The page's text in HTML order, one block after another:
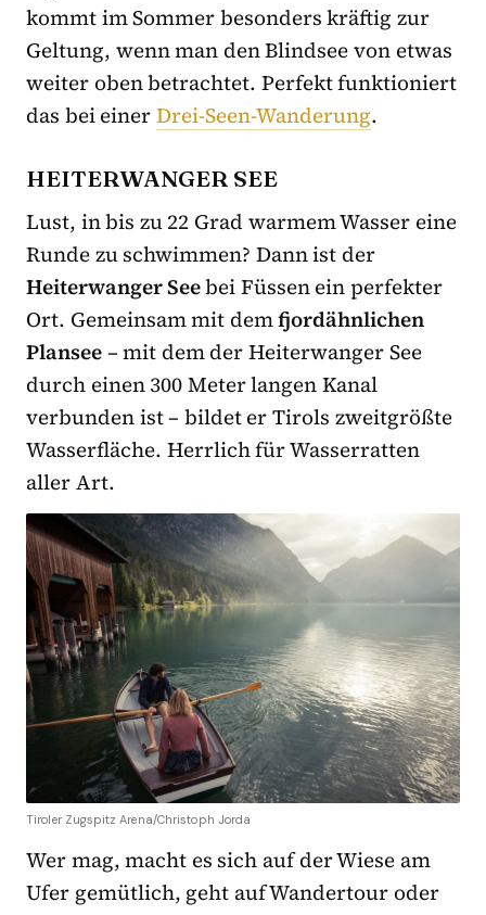
kommt im Sommer besonders kräftig zur
Geltung, wenn man den Blindsee von etwas
weiter oben betrachtet. Perfekt funktioniert
das bei einerDrei-Seen-Wanderung.
HEITERWANGER SEE
Lust, in bis zu 22 Grad warmem Wasser eine
Runde zu schwimmen? Dann ist der
Heiterwanger Seebei Füssen ein perfekter
Ort. Gemeinsam mit demfjordähnlichen
Plansee– mit dem der Heiterwanger See
durch einen 300 Meter langen Kanal
verbunden ist – bildet er Tirols zweitgrößte
Wasserfläche. Herrlich für Wasserratten
aller Art.
Tiroler Zugspitz Arena/Christoph Jorda
Wer mag, macht es sich auf der Wiese am
Ufer gemütlich, geht auf Wandertour oder